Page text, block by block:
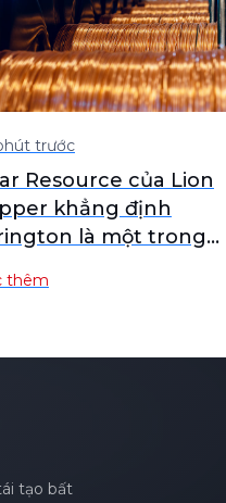
trước
Resource của Lion
khẳng định
là một trong
triển lớn nhất
thêm
tạo bất